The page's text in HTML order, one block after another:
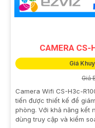
CAMERA CS-
Giá
Giá
Camera Wifi CS-H3c-
tiến được thiết kế để
phòng. Với khả năng kết
dùng truy cập và kiểm